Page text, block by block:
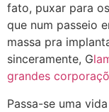
fato, puxar para
que num passeio
massa pra
sinceramente, G
grandes
Passa-se uma